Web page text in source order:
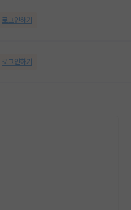
로그인하기
로그인하기